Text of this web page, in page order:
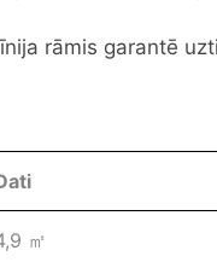
rāmis garantē
㎡